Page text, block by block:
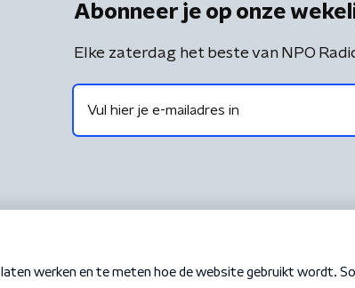
Abonneer je op onze
Elke zaterdag het beste van NPO